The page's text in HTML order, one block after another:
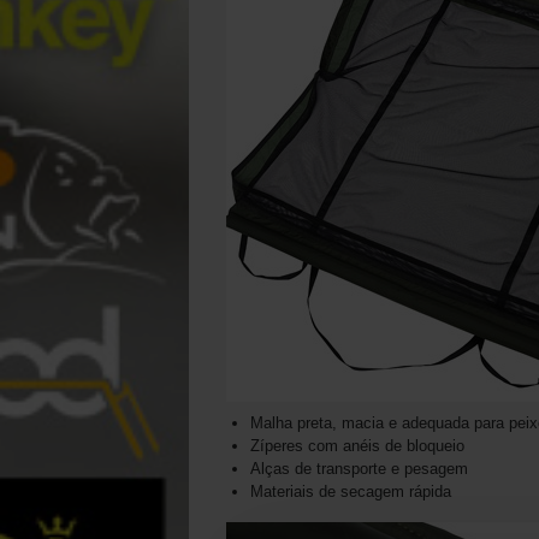
Malha preta, macia e adequada para
Zíperes com anéis de bloqueio
Alças de transporte e pesagem
Materiais de secagem rápida